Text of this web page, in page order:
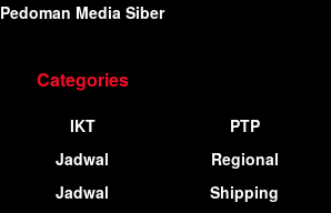
Pedoman Media Siber
Categories
IKT
Jadwal
Jadwal
PTP
Regional
Shipping